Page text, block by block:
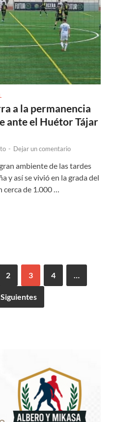
a la permanencia
ante el Huétor Tájar
- Dejar un comentario
ambiente de las tardes
y así se vivió en la grada del
de 1.000 …
2 3 4
Siguientes